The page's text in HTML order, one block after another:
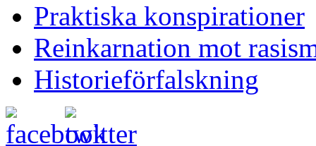
Praktiska konspirationer
Reinkarnation mot
Historieförfalskning